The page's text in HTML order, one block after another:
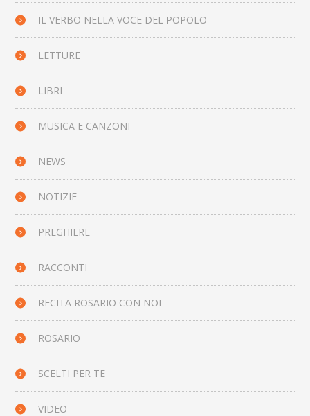
IL VERBO NELLA VOCE DEL POPOLO
LETTURE
LIBRI
MUSICA E CANZONI
NEWS
NOTIZIE
PREGHIERE
RACCONTI
RECITA ROSARIO CON NOI
ROSARIO
SCELTI PER TE
VIDEO